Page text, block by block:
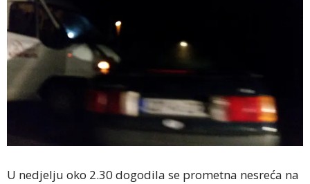
U nedjelju oko 2.30 dogodila se prometna nesreća na